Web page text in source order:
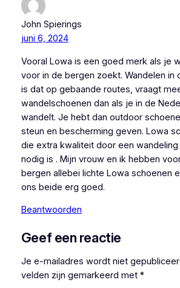
John Spierings
juni 6, 2024
Vooral Lowa is een goed merk als je
voor in de bergen zoekt. Wandelen in
is dat op gebaande routes, vraagt
wandelschoenen dan als je in de
wandelt. Je hebt dan outdoor
steun en bescherming geven. Lowa
die extra kwaliteit door een wandeling
nodig is . Mijn vrouw en ik hebben
bergen allebei lichte Lowa schoenen
ons beide erg goed.
Beantwoorden
Geef een reactie
Je e-mailadres wordt niet
velden zijn gemarkeerd met *